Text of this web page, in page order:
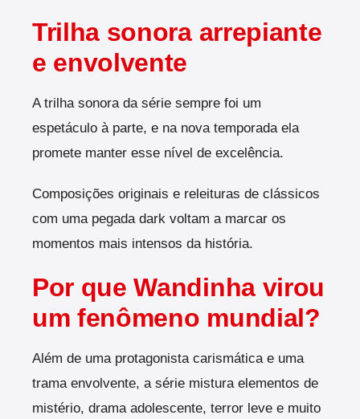
Trilha sonora arrepiante
e envolvente
A trilha sonora da série sempre foi um
espetáculo à parte, e na nova temporada ela
promete manter esse nível de excelência.
Composições originais e releituras de clássicos
com uma pegada dark voltam a marcar os
momentos mais intensos da história.
Por que Wandinha virou
um fenômeno mundial?
Além de uma protagonista carismática e uma
trama envolvente, a série mistura elementos de
mistério, drama adolescente, terror leve e muito